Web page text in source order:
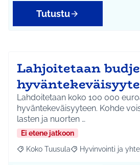
Tutustu
Lahjoitetaan
Lahdoitetaan koko 100 000
hyväntekeväisyyteen. Kohde
lasten ja nuorten …
Ei etene jatkoon
Rajaa tulokset aihepiirin mukaan:
Koko Tuusula Rajaa tulokset
Hyvinvointi ja